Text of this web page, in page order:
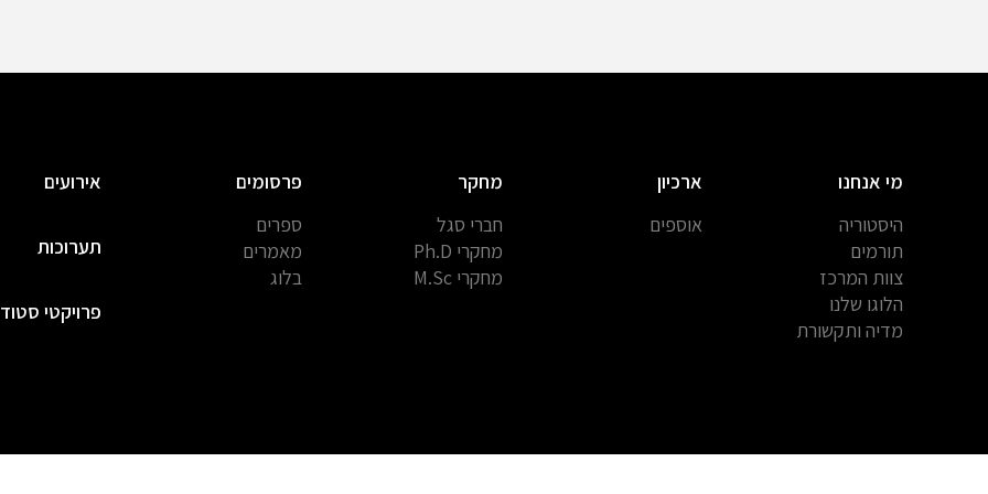
מי אנחנו
היסטוריה
תורמים
צוות המרכז
הלוגו שלנו
מדיה ותקשורת
ארכיון
אוספים
מחקר
חברי סגל
מחקרי Ph.D
מחקרי M.Sc
פרסומים
ספרים
מאמרים
בלוג
אירועים
תערוכות
פרויקטי